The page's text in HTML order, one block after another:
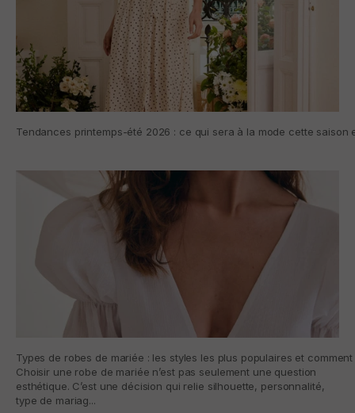
Tendances printemps-été 2026 : ce qui sera à la mode cette saison
Types de robes de mariée : les styles les plus populaires et
Choisir une robe de mariée n’est pas seulement une question
esthétique. C’est une décision qui relie silhouette, personnalité,
type de mariag...